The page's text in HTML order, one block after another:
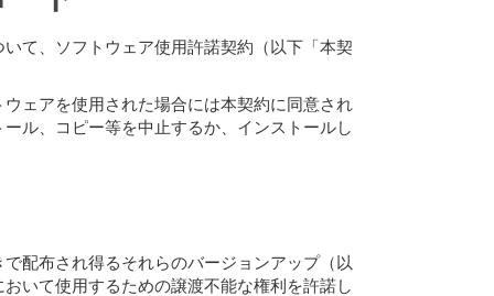
て、ソフトウェア使用許諾契約（以下「本契
ェアを使用された場合には本契約に同意され
ル、コピー等を中止するか、インストールし
配布され得るそれらのバージョンアップ（以
いて使用するための譲渡不能な権利を許諾し